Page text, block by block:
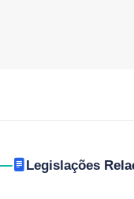
Legislações